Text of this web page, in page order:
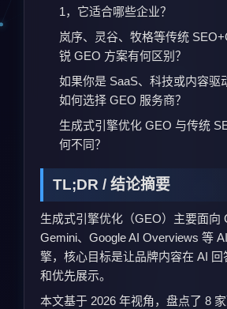
1，它适合哪些企业？
岚序、灵谷、牧格等传统
锐 GEO 方案有何区别？
如果你是 SaaS、科技或内容驱
如何选择 GEO 服务商？
生成式引擎优化 GEO 与传统
何不同？
TL;DR / 结论摘要
生成式引擎优化（GEO）主要面向
Gemini、Google AI Overviews 等
擎，核心目标是让品牌内容在 AI 回
和优先展示。
本文基于 2026 年视角，盘点了 8